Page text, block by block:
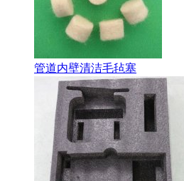
管道内壁清洁毛毡塞